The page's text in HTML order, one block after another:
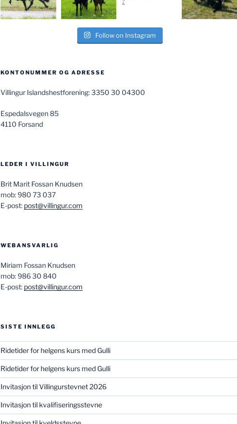
Follow on Instagram
KONTONUMMER OG ADRESSE
Villingur Islandshestforening: 3350 30 04300
Espedalsvegen 85
4110 Forsand
LEDER I VILLINGUR
Brit Marit Fossan Knudsen
mob: 980 73 037
E-post: post@villingur.com
WEBANSVARLIG
Miriam Fossan Knudsen
mob: 986 30 840
E-post: post@villingur.com
SISTE INNLEGG
Ridetider for helgens kurs med Gulli
Ridetider for helgens kurs med Gulli
Invitasjon til Villingurstevnet 2026
Invitasjon til kvalifiseringsstevne